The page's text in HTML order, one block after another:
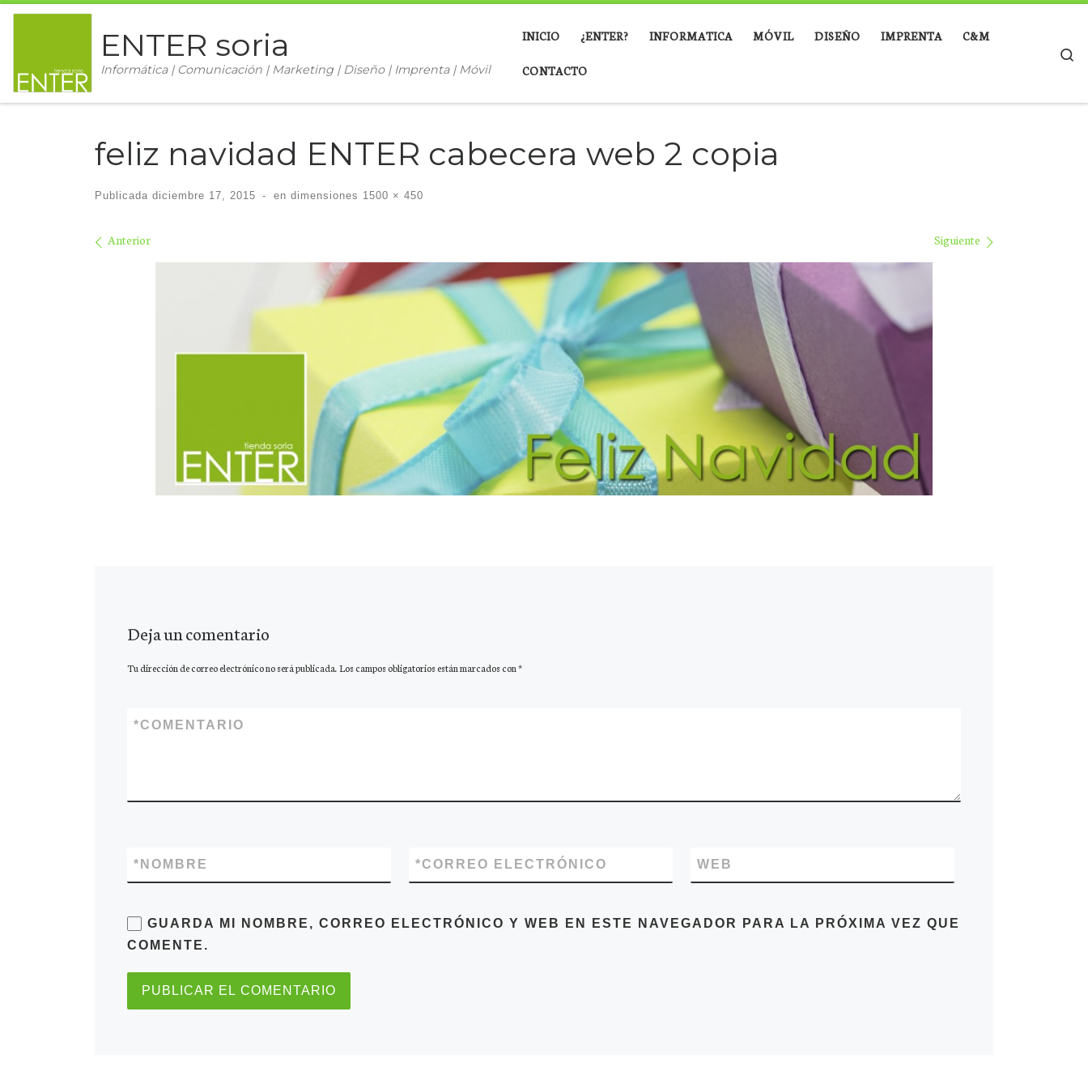
ENTER soria
Informática | Comunicación | Marketing | Diseño | Imprenta | Móvil
INICIO ¿ENTER? INFORMATICA MÓVIL DISEÑO IMPRENTA C&M
CONTACTO
feliz navidad ENTER cabecera web 2 copia
Publicada diciembre 17, 2015 - en dimensiones 1500 × 450
Navegación de imágenes
Anterior Siguiente
Deja un comentario
Tu dirección de correo electrónico no será publicada.Los campos obligatorios están marcados con*
COMENTARIO
*
NOMBRE
* CORREO ELECTRÓNICO
* WEB
GUARDA MI NOMBRE, CORREO ELECTRÓNICO Y WEB EN ESTE NAVEGADOR PARA LA PRÓXIMA VEZ QUE
COMENTE.